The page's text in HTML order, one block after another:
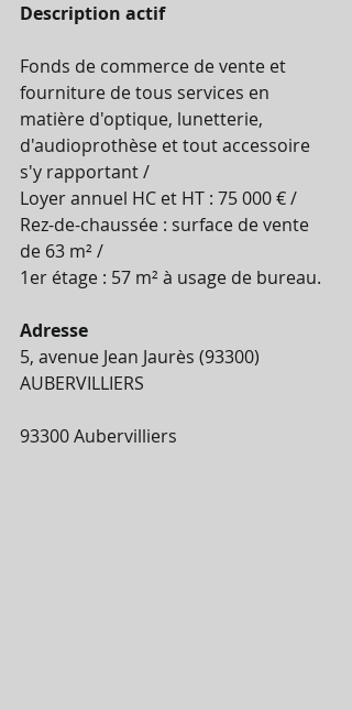
Description actif
Fonds de commerce de vente et
fourniture de tous services en
matière d'optique, lunetterie,
d'audioprothèse et tout accessoire
s'y rapportant /
Loyer annuel HC et HT : 75 000 € /
Rez-de-chaussée : surface de vente
de 63 m² /
1er étage : 57 m² à usage de bureau.
Adresse
5, avenue Jean Jaurès (93300)
AUBERVILLIERS
93300 Aubervilliers